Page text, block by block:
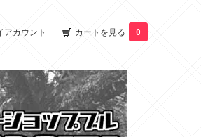
アカウント カートを見る 0